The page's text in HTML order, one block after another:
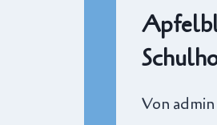
Von admin